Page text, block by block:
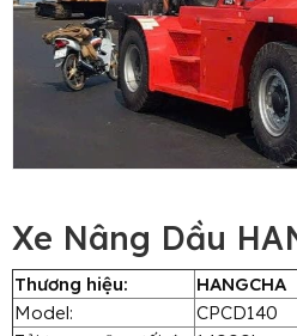
Xe Nâng Dầu
Thương hiệu:
HANGCHA
Model:
CPCD140